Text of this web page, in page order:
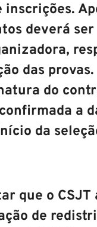
deverá
das
do
a
da
que o CSJT
de